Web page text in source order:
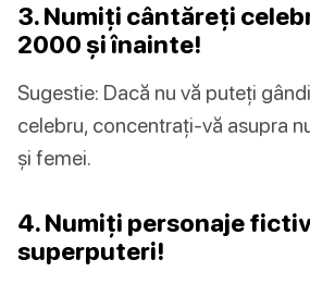
3. Numiți cântăreți
2000 și înainte!
Sugestie: Dacă nu vă puteți
celebru, concentrați-vă asupra
și femei.
4. Numiți personaje
superputeri!